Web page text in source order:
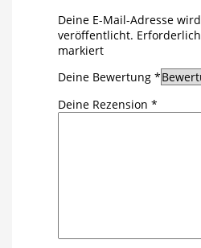
Deine E-Mail-Adresse
veröffentlicht.
markiert
Deine Bewertung *
Deine Rezension *